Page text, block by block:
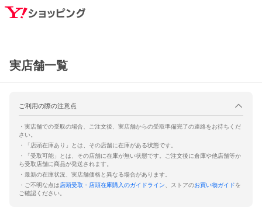
実店舗一覧
ご利用の際の注意点
・実店舗での受取の場合、ご注文後、実店舗からの受取準備完了の連絡をお待ちくだ
さい。
・「店頭在庫あり」とは、その店舗に在庫がある状態です。
・「受取可能」とは、その店舗に在庫が無い状態です。ご注文後に倉庫や他店舗等か
ら受取店舗に商品が発送されます。
・最新の在庫状況、実店舗価格と異なる場合があります。
・ご不明な点は店頭受取・店頭在庫購入のガイドライン 、ストアのお買い物ガイドを
ご確認ください。